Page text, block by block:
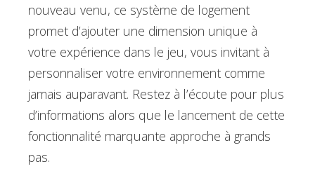
nouveau venu, ce système de logement
promet d’ajouter une dimension unique à
votre expérience dans le jeu, vous invitant à
personnaliser votre environnement comme
jamais auparavant. Restez à l’écoute pour plus
d’informations alors que le lancement de cette
fonctionnalité marquante approche à grands
pas.